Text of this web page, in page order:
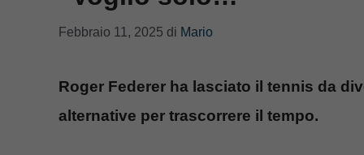
Febbraio 11, 2025 di Mario
Roger Federer ha lasciato il tennis da
alternative per trascorrere il tempo.